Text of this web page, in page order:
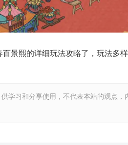
景熙的详细玩法攻略了，玩法多
学习和分享使用，不代表本站的观点